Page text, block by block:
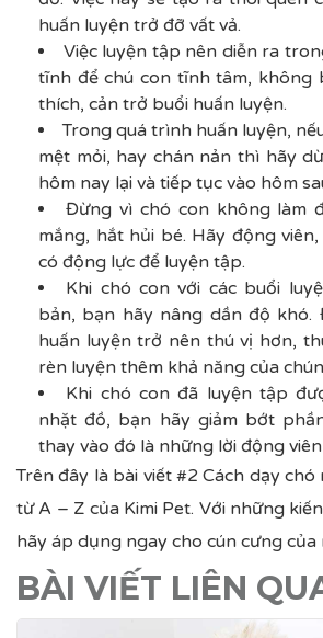
huấn luyện trở đỡ vất vả.
Việc luyện tập nên diễn ra
tĩnh để chú con tĩnh tâm, không
thích, cản trở buổi huấn luyện.
Trong quá trình huấn luyện,
mệt mỏi, hay chán nản thì hãy
hôm nay lại và tiếp tục vào hôm
Đừng vì chó con không làm
mắng, hắt hủi bé. Hãy động
có động lực để luyện tập.
Khi chó con với các buổi
bản, bạn hãy nâng dần độ khó.
huấn luyện trở nên thú vị hơn,
rèn luyện thêm khả năng của
Khi chó con đã luyện tập
nhặt đồ, bạn hãy giảm bớt
thay vào đó là những lời động
Trên đây là bài viết #2 Cách dạy
từ A – Z của Kimi Pet. Với những
hãy áp dụng ngay cho cún cưng của
BÀI VIẾT LIÊN